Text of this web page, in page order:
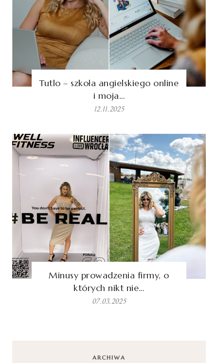
Tutlo – szkoła angielskiego online
i moja…
12.11.2025
Minusy prowadzenia firmy, o
których nikt nie…
07.03.2025
ARCHIWA